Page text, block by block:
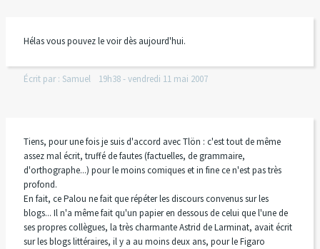
Hélas vous pouvez le voir dès aujourd'hui.
Écrit par : Samuel 19h38-vendredi 11 mai 2007
Tiens, pour une fois je suis d'accord avec Tlön : c'est tout de même
assez mal écrit, truffé de fautes (factuelles, de grammaire,
d'orthographe...) pour le moins comiques et in fine ce n'est pas très
profond.
En fait, ce Palou ne fait que répéter les discours convenus sur les
blogs... Il n'a même fait qu'un papier en dessous de celui que l'une de
ses propres collègues, la très charmante Astrid de Larminat, avait écrit
sur les blogs littéraires, il y a au moins deux ans, pour le Figaro